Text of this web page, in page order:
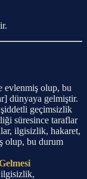
evlenmiş olup, bu
dünyaya gelmiştir.
geçimsizlik
süresince taraflar
ilgisizlik, hakaret,
olup, bu durum
ilgisizlik,